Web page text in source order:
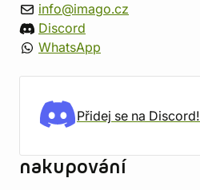
info@imago.cz
Discord
WhatsApp
Přidej se na Discord!
nakupování